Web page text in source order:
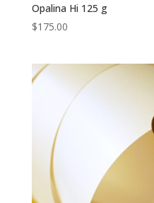
Opalina Hi 125 g
$175.00